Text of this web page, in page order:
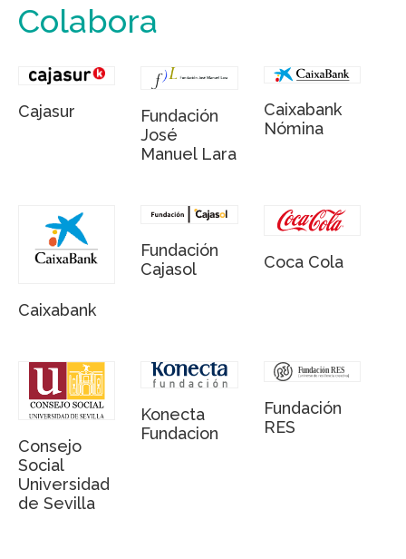
Colabora
Cajasur
Fundación
José
Manuel Lara
Caixabank
Nómina
Caixabank
Fundación
Cajasol
Coca Cola
Consejo
Social
Universidad
de Sevilla
Konecta
Fundacion
Fundación
RES